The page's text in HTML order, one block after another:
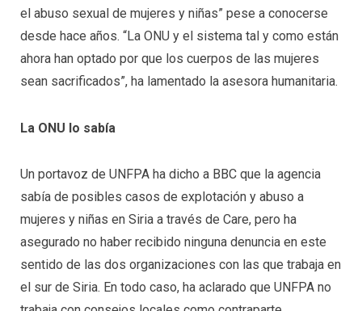
el abuso sexual de mujeres y niñas” pese a conocerse
desde hace años. “La ONU y el sistema tal y como están
ahora han optado por que los cuerpos de las mujeres
sean sacrificados”, ha lamentado la asesora humanitaria.
La ONU lo sabía
Un portavoz de UNFPA ha dicho a BBC que la agencia
sabía de posibles casos de explotación y abuso a
mujeres y niñas en Siria a través de Care, pero ha
asegurado no haber recibido ninguna denuncia en este
sentido de las dos organizaciones con las que trabaja en
el sur de Siria. En todo caso, ha aclarado que UNFPA no